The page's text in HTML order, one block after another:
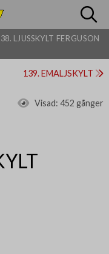
LJUSSKYLT FERGUSON
139. EMALJSKYLT
Visad: 452 gånger